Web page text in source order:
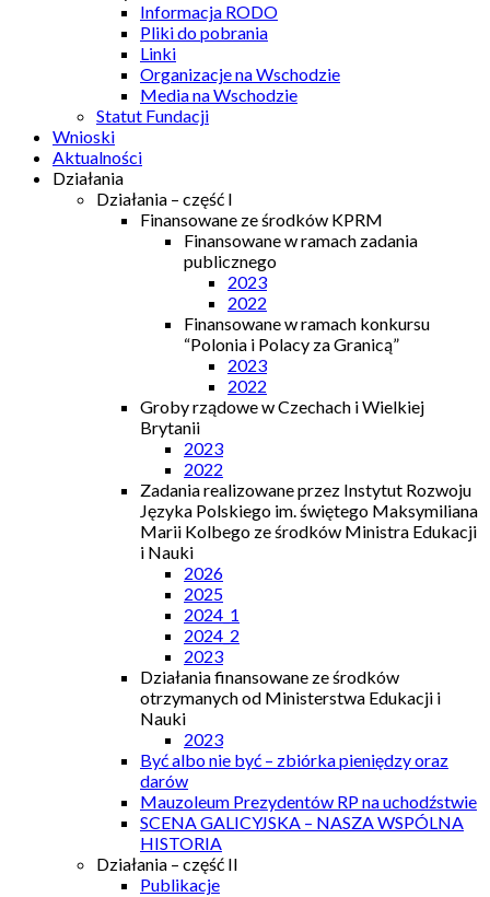
Informacja RODO
Pliki do pobrania
Linki
Organizacje na Wschodzie
Media na Wschodzie
Statut Fundacji
Wnioski
Aktualności
Działania
Działania – część I
Finansowane ze środków KPRM
Finansowane w ramach zadania
publicznego
2023
2022
Finansowane w ramach konkursu
“Polonia i Polacy za Granicą”
2023
2022
Groby rządowe w Czechach i Wielkiej
Brytanii
2023
2022
Zadania realizowane przez Instytut Rozwoju
Języka Polskiego im. świętego Maksymiliana
Marii Kolbego ze środków Ministra Edukacji
i Nauki
2026
2025
2024_1
2024_2
2023
Działania finansowane ze środków
otrzymanych od Ministerstwa Edukacji i
Nauki
2023
Być albo nie być – zbiórka pieniędzy oraz
darów
Mauzoleum Prezydentów RP na uchodźstwie
SCENA GALICYJSKA – NASZA WSPÓLNA
HISTORIA
Działania – część II
Publikacje